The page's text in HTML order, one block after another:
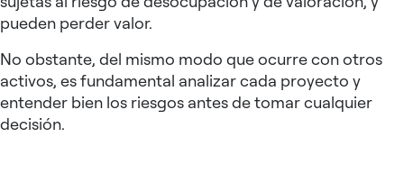
pueden perder valor.
No obstante, del mismo modo que ocurre con otros
activos, es fundamental analizar cada proyecto y
entender bien los riesgos antes de tomar cualquier
decisión.